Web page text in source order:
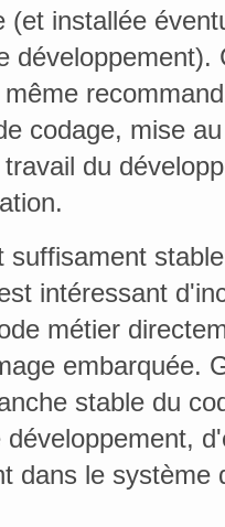
(et installée
développement).
codage, mise
du
suffisament
intéressant
métier
embarquée.
stable du
dans le système